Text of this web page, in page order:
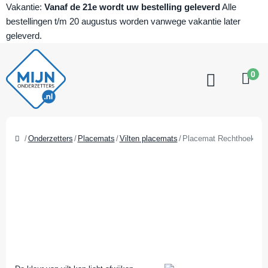
Vakantie: Vanaf de 21e wordt uw bestelling geleverdAlle
bestellingen t/m 20 augustus worden vanwege vakantie later
geleverd.
0
Onderzetters Placemats Vilten placemats Placemat Rechthoek vilt